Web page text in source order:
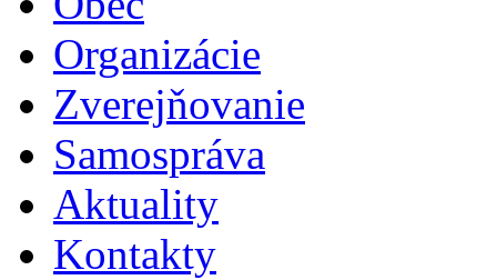
Organizácie
Zverejňovanie
Samospráva
Aktuality
Kontakty